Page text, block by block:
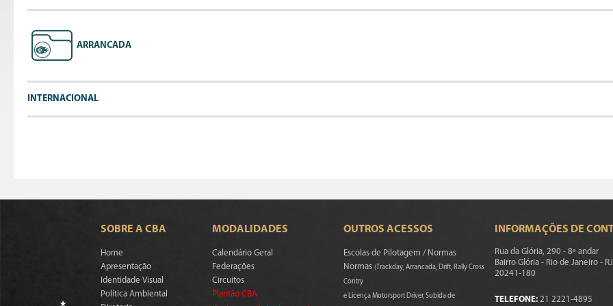
ARRANCADA
INTERNACIONAL
SOBRE A CBA
Home
Apresentação
Identidade Visual
Política Ambiental
MODALIDADES
Calendário Geral
Federações
Circuitos
Plantão CBA
OUTROS ACESSOS
Escolas de Pilotagem / Normas
Normas(Trackday, Arrancada, Drift, Rally Cross
Contry
e Licença Motorsport Driver, Subida de
INFORMAÇÕES DE
Rua da Glória, 290 - 8º andar
Bairro Glória - Rio de Janeiro - RJ
20241-180
TELEFONE: 21 2221-4895